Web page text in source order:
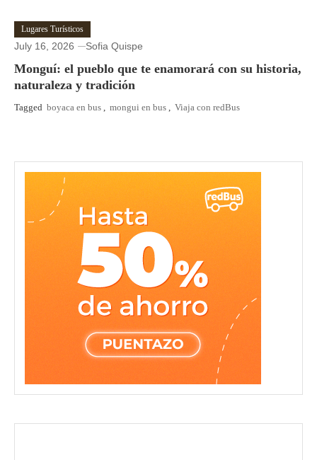
Lugares Turísticos
July 16, 2026 Sofia Quispe
Monguí: el pueblo que te enamorará con su historia,
naturaleza y tradición
Tagged boyaca en bus , mongui en bus , Viaja con redBus